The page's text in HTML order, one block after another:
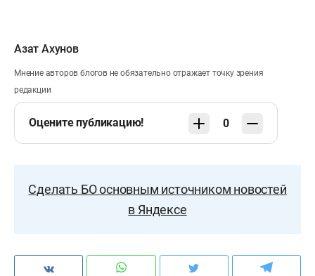
Азат Ахунов
Мнение авторов блогов не обязательно отражает точку зрения
редакции
Оцените публикацию! 0
Сделать БО основным источником новостей
в Яндексе